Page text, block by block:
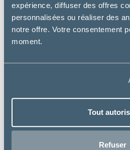
expérience, diffuser des offres
personnalisées ou réaliser des
notre offre. Votre consentement
moment.
Tout
Refuser